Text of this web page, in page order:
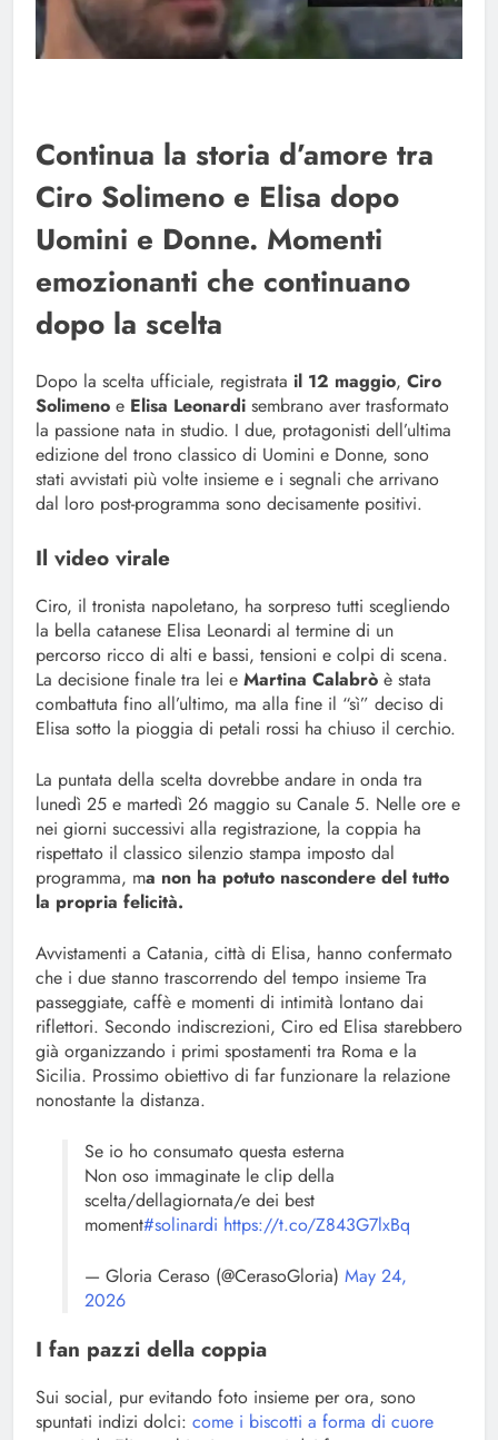
Continua la storia d’amore tra
Ciro Solimeno e Elisa dopo
Uomini e Donne. Momenti
emozionanti che continuano
dopo la scelta
Dopo la scelta ufficiale, registrata il 12 maggio, Ciro
Solimeno e Elisa Leonardi sembrano aver trasformato
la passione nata in studio. I due, protagonisti dell’ultima
edizione del trono classico di Uomini e Donne, sono
stati avvistati più volte insieme e i segnali che arrivano
dal loro post-programma sono decisamente positivi.
Il video virale
Ciro, il tronista napoletano, ha sorpreso tutti scegliendo
la bella catanese Elisa Leonardi al termine di un
percorso ricco di alti e bassi, tensioni e colpi di scena.
La decisione finale tra lei e Martina Calabrò è stata
combattuta fino all’ultimo, ma alla fine il “sì” deciso di
Elisa sotto la pioggia di petali rossi ha chiuso il cerchio.
La puntata della scelta dovrebbe andare in onda tra
lunedì 25 e martedì 26 maggio su Canale 5. Nelle ore e
nei giorni successivi alla registrazione, la coppia ha
rispettato il classico silenzio stampa imposto dal
programma, ma non ha potuto nascondere del tutto
la propria felicità.
Avvistamenti a Catania, città di Elisa, hanno confermato
che i due stanno trascorrendo del tempo insieme Tra
passeggiate, caffè e momenti di intimità lontano dai
riflettori. Secondo indiscrezioni, Ciro ed Elisa starebbero
già organizzando i primi spostamenti tra Roma e la
Sicilia. Prossimo obiettivo di far funzionare la relazione
nonostante la distanza.
Se io ho consumato questa esterna
Non oso immaginate le clip della
scelta/dellagiornata/e dei best
moment#solinardi https://t.co/Z843G7lxBq
— Gloria Ceraso (@CerasoGloria) May 24,
2026
I fan pazzi della coppia
Sui social, pur evitando foto insieme per ora, sono
spuntati indizi dolci: come i biscotti a forma di cuore